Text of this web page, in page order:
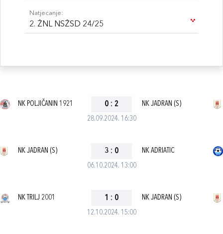
Natjecanje:
2. ŽNL NSŽSD 24/25
28.09.2024. 16:30
NK POLJIČANIN 1921 0 : 2 NK JADRAN (S)
06.10.2024. 13:00
NK JADRAN (S) 3 : 0 NK ADRIATIC
12.10.2024. 15:00
NK TRILJ 2001 1 : 0 NK JADRAN (S)